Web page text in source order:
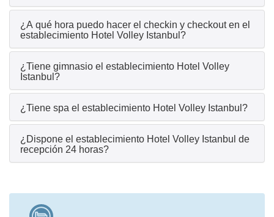
¿A qué hora puedo hacer el checkin y checkout en el
establecimiento Hotel Volley Istanbul?
¿Tiene gimnasio el establecimiento Hotel Volley
Istanbul?
¿Tiene spa el establecimiento Hotel Volley Istanbul?
¿Dispone el establecimiento Hotel Volley Istanbul de
recepción 24 horas?